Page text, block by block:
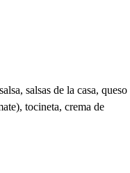
salsas de la casa, queso
tocineta, crema de